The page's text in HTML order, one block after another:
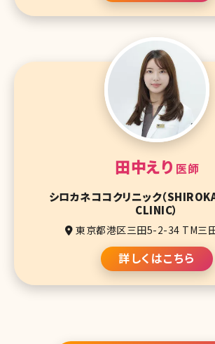
田中えり 医師
シロカネココクリニック（
CLINIC）
東京都港区三田5-2-34 TM三
詳しくはこちら